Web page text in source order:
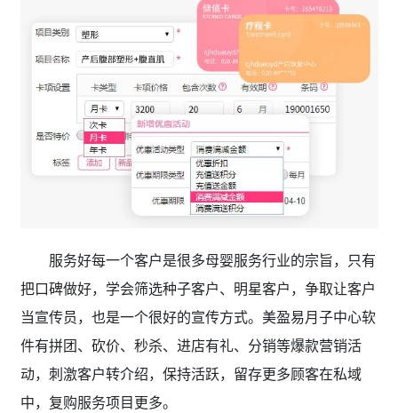
服务好每一个客户是很多母婴服务行业的宗旨，只有
把口碑做好，学会筛选种子客户、明星客户，争取让客户
当宣传员，也是一个很好的宣传方式。美盈易月子中心软
件有拼团、砍价、秒杀、进店有礼、分销等爆款营销活
动，刺激客户转介绍，保持活跃，留存更多顾客在私域
中，复购服务项目更多。